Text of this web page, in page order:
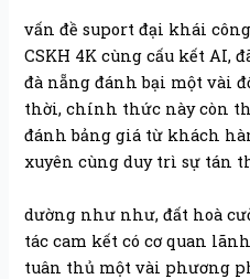
vấn đề suport đại khái
CSKH 4K cùng cấu kết AI,
đà nẵng đánh bại một vài
thời, chính thức này còn
đánh bảng giá từ khách
xuyên cùng duy trì sự tán
dường như như, đất hoà
tác cam kết có cơ quan
tuân thủ một vài phương